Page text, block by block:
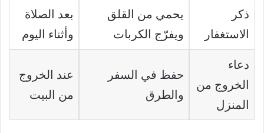
ذكر
الاستغفار
يحمي من القلق
ويفرّج الكربات
بعد الصلاة
وأثناء اليوم
دعاء
الخروج من
المنزل
حفظ في السفر
والطرق
عند الخروج
من البيت